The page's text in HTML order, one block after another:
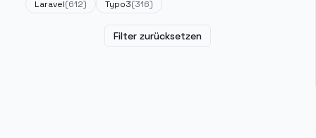
Laravel(612) Typo3(316)
Filter zurücksetzen